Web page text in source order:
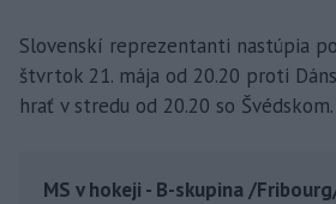
Slovenskí reprezentanti nastúpia
štvrtok 21. mája od 20.20 proti
hrať v stredu od 20.20 so Švédskom.
MS v hokeji - B-skupina /